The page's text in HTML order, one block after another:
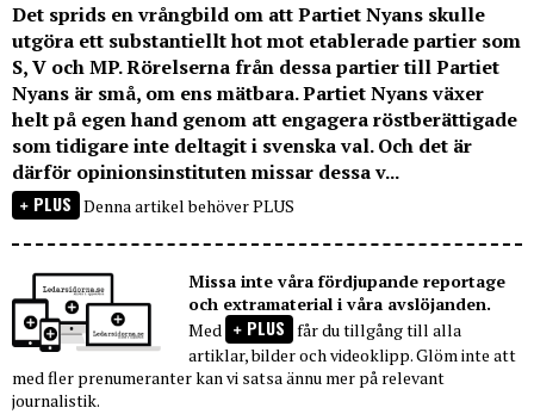
Det sprids en vrångbild om att Partiet Nyans skulle
utgöra ett substantiellt hot mot etablerade partier som
S, V och MP. Rörelserna från dessa partier till Partiet
Nyans är små, om ens mätbara. Partiet Nyans växer
helt på egen hand genom att engagera röstberättigade
som tidigare inte deltagit i svenska val. Och det är
därför opinionsinstituten missar dessa v...
PLUS Denna artikel behöver PLUS
Missa inte våra fördjupande reportage
och extramaterial i våra avslöjanden.
Med
PLUS får du tillgång till alla
artiklar, bilder och videoklipp. Glöm inte att
med fler prenumeranter kan vi satsa ännu mer på relevant
journalistik.